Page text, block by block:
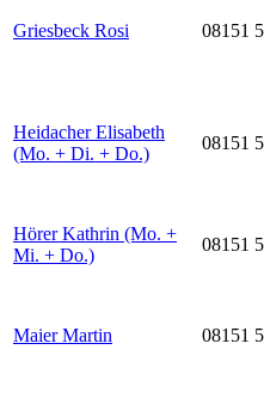
Griesbeck Rosi 08151
Heidacher Elisabeth
(Mo. + Di. + Do.)
08151
Hörer Kathrin (Mo. +
Mi. + Do.)
08151
Maier Martin 08151